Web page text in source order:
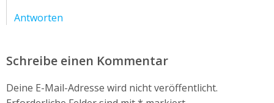
Antworten
Schreibe einen Kommentar
Deine E-Mail-Adresse wird nicht veröffentlicht.